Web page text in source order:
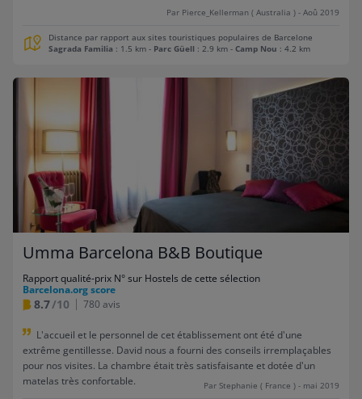
Par Pierce_Kellerman ( Australia ) - Aoû 2019
Distance par rapport aux sites touristiques populaires de Barcelone
Sagrada Familia : 1.5 km - Parc Güell : 2.9 km - Camp Nou : 4.2 km
Umma Barcelona B&B Boutique
Rapport qualité-prix N° sur Hostels de cette sélection
Barcelona.org score
8.7/10 780 avis
L'accueil et le personnel de cet établissement ont été d'une
extrême gentillesse. David nous a fourni des conseils irremplaçables
pour nos visites. La chambre était très satisfaisante et dotée d'un
matelas très confortable.
Par Stephanie ( France ) - mai 2019